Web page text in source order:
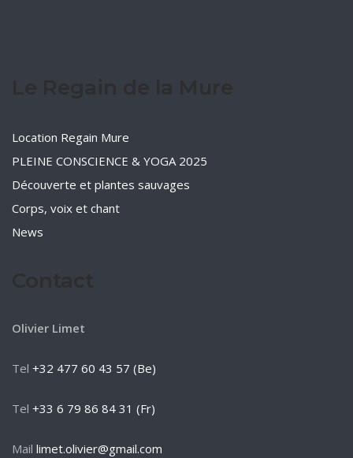
Location Regain Mure
PLEINE CONSCIENCE & YOGA 2025
Découverte et plantes sauvages
Corps, voix et chant
News
Olivier Limet
Tel +32 477 60 43 57 (Be)
Tel +33 6 79 86 84 31 (Fr)
Mail limet.olivier@gmail.com